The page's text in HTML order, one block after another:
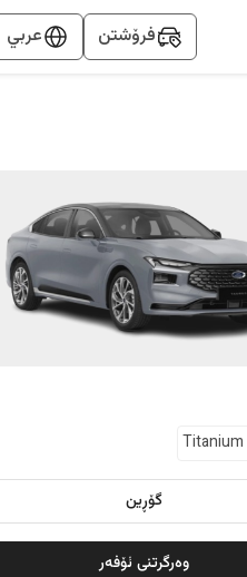
فرۆشتن عربي
Titanium
گۆڕین
وەرگرتنی ئۆفەر